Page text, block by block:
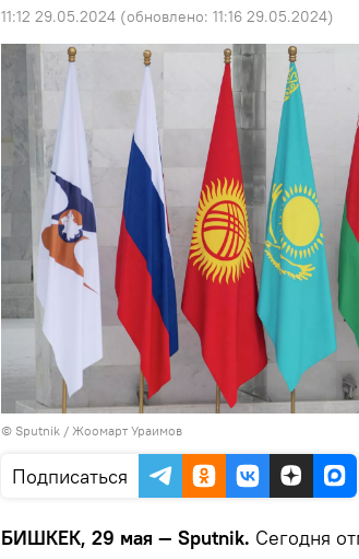
11:12 29.05.2024 (обновлено: 11:16 29.05.2024)
© Sputnik / Жоомарт Ураимов
Подписаться
БИШКЕК, 29 мая — Sputnik. Сегодня